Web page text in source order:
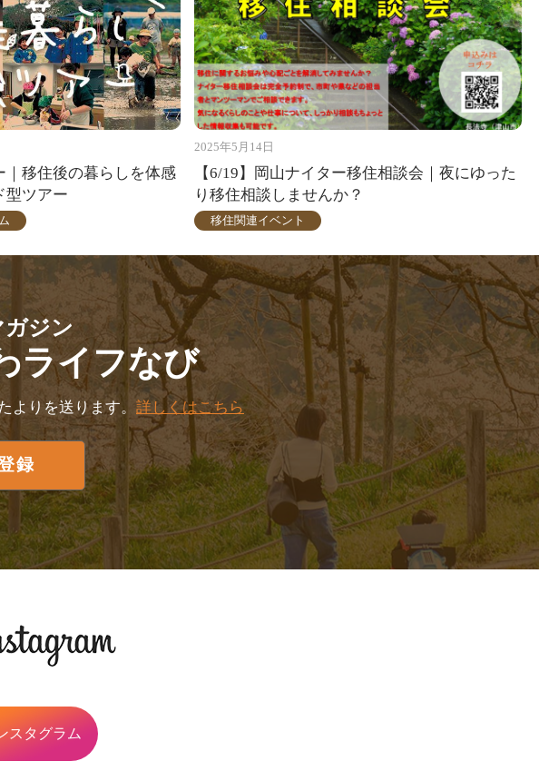
移住後の暮らしを体感
型ツアー
2025年5月14日
【6/19】岡山ナイター移住相談会｜夜にゆった
り移住相談しませんか？
移住関連イベント
ジン
ライフなび
よりを送ります。 詳しくはこちら
スタグラム